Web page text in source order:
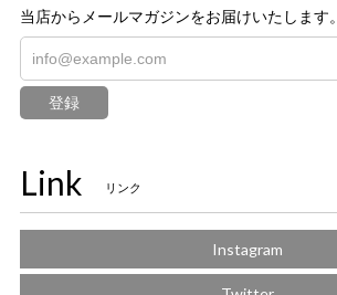
当店からメールマガジンをお届けいたします。
登録
Link リンク
Instagram